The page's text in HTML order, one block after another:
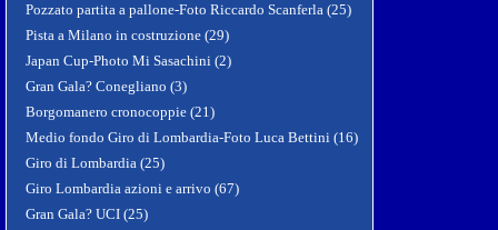
Pozzato partita a pallone-Foto Riccardo Scanferla (25)
Pista a Milano in costruzione (29)
Japan Cup-Photo Mi Sasachini (2)
Gran Gala? Conegliano (3)
Borgomanero cronocoppie (21)
Medio fondo Giro di Lombardia-Foto Luca Bettini (16)
Giro di Lombardia (25)
Giro Lombardia azioni e arrivo (67)
Gran Gala? UCI (25)